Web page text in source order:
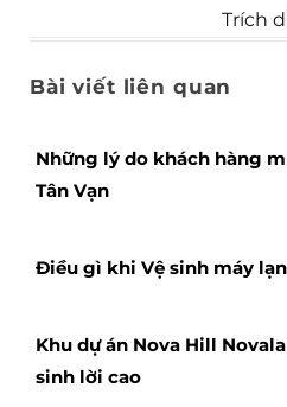
Trích
Bài viết liên quan
Những lý do khách hàng
Tân Vạn
Điều gì khi Vệ sinh máy
Khu dự án Nova Hill
sinh lời cao